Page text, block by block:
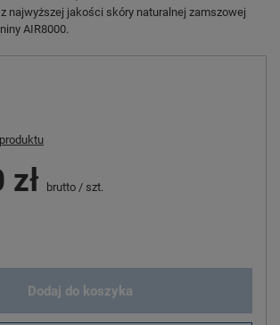
najwyższej jakości skóry naturalnej zamszowej
AIR8000.
zł brutto / szt.
Dodaj do koszyka